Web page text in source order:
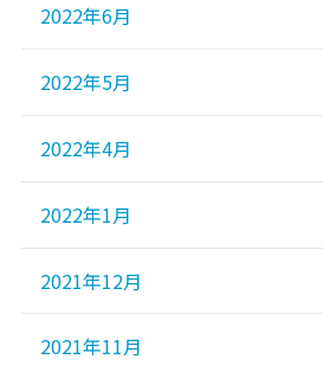
2022年6月
2022年5月
2022年4月
2022年1月
2021年12月
2021年11月